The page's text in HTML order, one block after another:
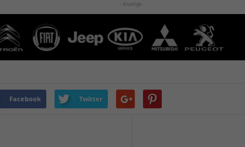
- Anzeige -
Facebook Twitter
Externe Medien (6)
Inhalte von Videoplattformen und Social-Media-
Wenn Cookies von externen Medien akzeptiert
keiner manuellen Einwilligung mehr.